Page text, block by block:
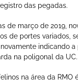
das pegadas.
de março de 2019,
de portes variados,
indicando
na poligonal da UC.
na área da RMO